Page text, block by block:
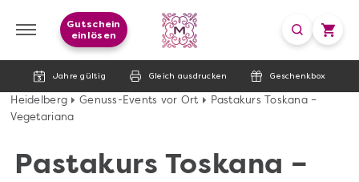
Jahre gültig Gleich ausdrucken Geschenkbox
Gutschein
einlösen
Heidelberg Genuss-Events vor Ort
Pastakurs Toskana –
Vegetariana
Pastakurs Toskana –